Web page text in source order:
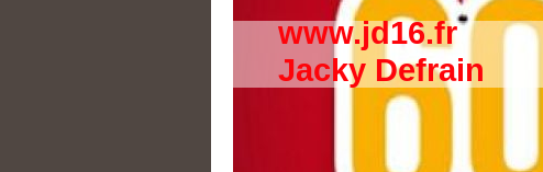
www.jd16.fr
Jacky Defrain